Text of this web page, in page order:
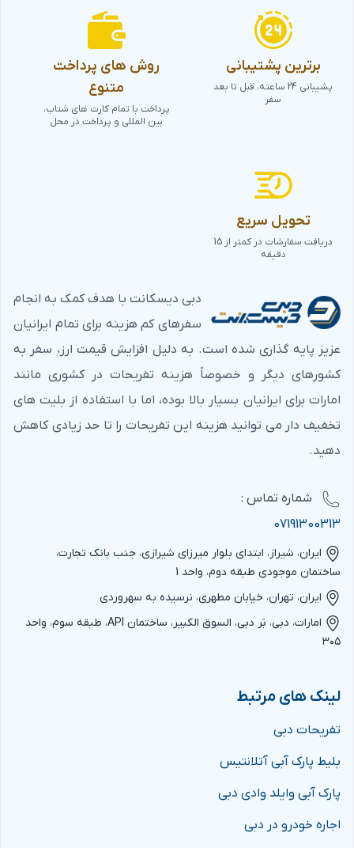
برترین پشتیبانی
پشیبانی 24 ساعته، قبل تا بعد
سفر
روش های پرداخت
متنوع
پرداخت با تمام کارت های شتاب،
بین المللی و پرداخت در محل
تحویل سریع
دریافت سفارشات در کمتر از 15
دقیقه
دبی دیسکانت با هدف کمک به انجام
سفرهای کم هزینه برای تمام ایرانیان
عزیز پایه گذاری شده است. به دلیل افزایش قیمت ارز، سفر به
کشورهای دیگر و خصوصاً هزینه تفریحات در کشوری مانند
امارات برای ایرانیان بسیار بالا بوده، اما با استفاده از بلیت های
تخفیف دار می توانید هزینه این تفریحات را تا حد زیادی کاهش
دهید.
شماره‌ تماس :
07191300313
ایران، شیراز، ابتدای بلوار میرزای شیرازی، جنب بانک تجارت،
ساختمان موجودی طبقه دوم، واحد 1
ایران، تهران، خیابان مطهری، نرسیده به سهروردی
امارات، دبی، بَر دبی، السوق الکبیر، ساختمان API، طبقه سوم، واحد
۳۰۵
لینک های مرتبط
تفریحات دبی
بلیط پارک آبی آتلانتیس
پارک آبی وایلد وادی دبی
اجاره خودرو در دبی